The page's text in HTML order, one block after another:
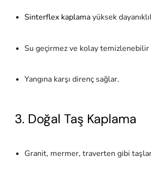
Sinterflex kaplamayüksek
Su geçirmez ve kolay
Yangına karşı direnç sağlar.
3. Doğal Taş Kaplama
Granit, mermer, traverten gibi